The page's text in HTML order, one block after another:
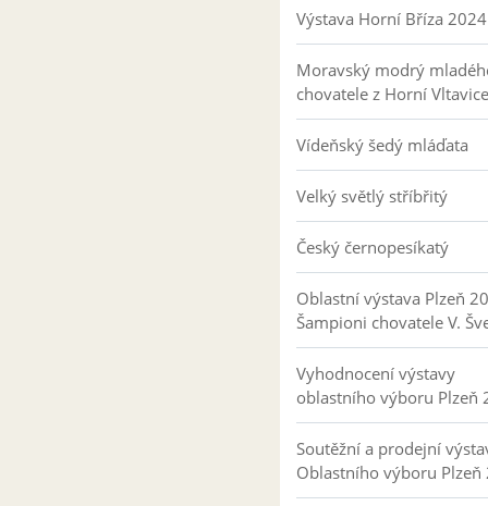
Výstava Horní Bříza 2024
Moravský modrý
chovatele z Horní Vltavice
Vídeňský šedý mláďata
Velký světlý stříbřitý
Český černopesíkatý
Oblastní výstava Plzeň
Šampioni chovatele V.
Vyhodnocení výstavy
oblastního výboru Plzeň
Soutěžní a prodejní
Oblastního výboru Plzeň